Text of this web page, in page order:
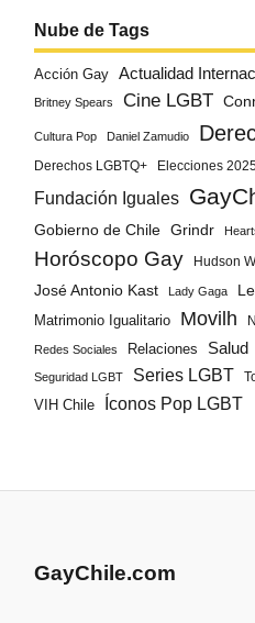
Nube de Tags
Acción Gay Actualidad
Britney Spears Cine LGBT
Cultura Pop Daniel Zamudio
Derechos LGBTQ+ Elecciones
Fundación Iguales
Gobierno de Chile Grindr
Horóscopo Gay Hudson
José Antonio Kast Lady Gaga
Matrimonio Igualitario Movilh
Redes Sociales Relaciones Salud
Seguridad LGBT Series LGBT
VIH Chile
Íconos Pop LGBT
GayChile.com